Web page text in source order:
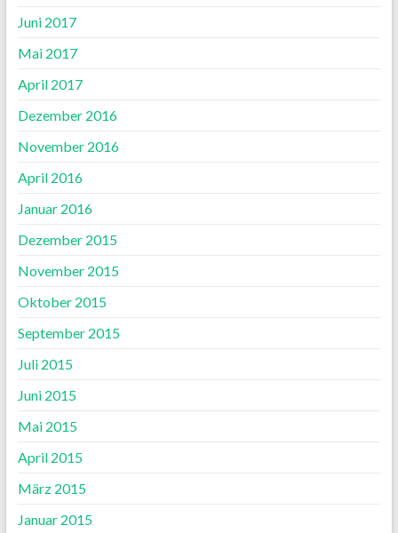
Juni 2017
Mai 2017
April 2017
Dezember 2016
November 2016
April 2016
Januar 2016
Dezember 2015
November 2015
Oktober 2015
September 2015
Juli 2015
Juni 2015
Mai 2015
April 2015
März 2015
Januar 2015